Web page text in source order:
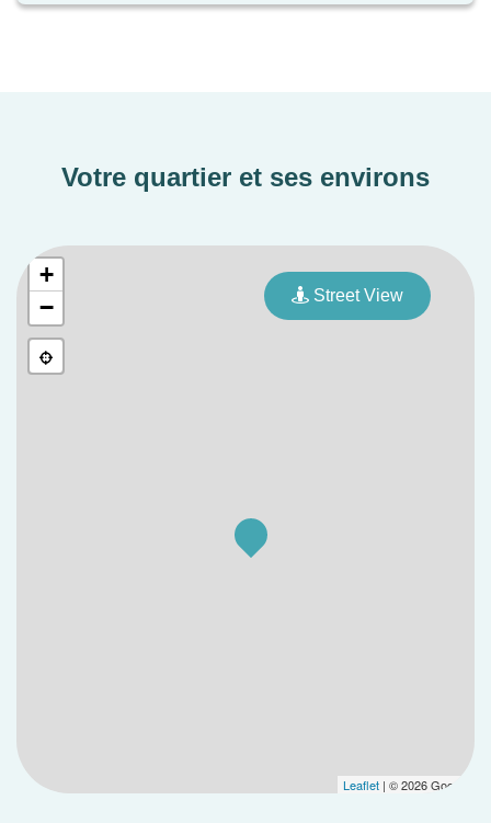
Votre quartier et ses environs
+
−
Leaflet | © 2026 Google
Street View